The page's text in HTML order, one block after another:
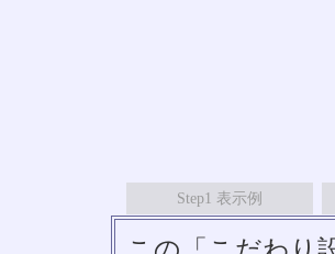
Step1 表示例